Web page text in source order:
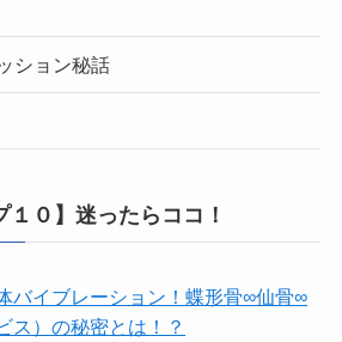
ション秘話
１０】迷ったらココ！
バイブレーション！蝶形骨∞仙骨∞
ス）の秘密とは！？